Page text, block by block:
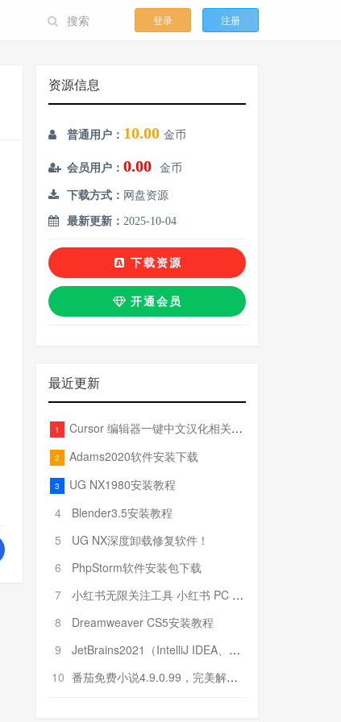
登录 注册
资源信息
普通用户： 10.00 金币
会员用户： 0.00 金币
下载方式： 网盘资源
最新更新： 2025-10-04
下载资源
开通会员
最近更新
1 Cursor 编辑器一键中文汉化相关文件
2 Adams2020软件安装下载
3
UG NX1980安装教程
4
Blender3.5安装教程
5
UG NX深度卸载修复软件！
6
PhpStorm软件安装包下载
7
小红书无限关注工具 小红书 PC 端批量关注引流工具
8
Dreamweaver CS5安装教程
9
JetBrains2021（IntelliJ IDEA、Pycharm、PhpStorm、Rider……）安装教程
10 番茄免费小说4.9.0.99，完美解锁VIP特权！